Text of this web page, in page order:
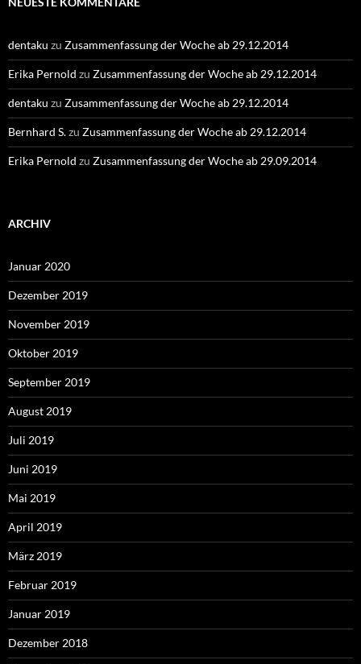
dentaku zu Zusammenfassung der Woche ab 29.12.2014
Erika Pernold zu Zusammenfassung der Woche ab 29.12.2014
dentaku zu Zusammenfassung der Woche ab 29.12.2014
Bernhard S.zu Zusammenfassung der Woche ab 29.12.2014
Erika Pernold zu Zusammenfassung der Woche ab 29.09.2014
ARCHIV
Januar 2020
Dezember 2019
November 2019
Oktober 2019
September 2019
August 2019
Juli 2019
Juni 2019
Mai 2019
April 2019
März 2019
Februar 2019
Januar 2019
Dezember 2018